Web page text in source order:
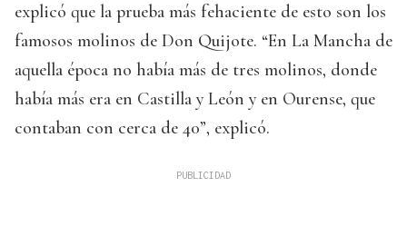
explicó que la prueba más fehaciente de esto son los
famosos molinos de Don Quijote. “En La Mancha de
aquella época no había más de tres molinos, donde
había más era en Castilla y León y en Ourense, que
contaban con cerca de 40”, explicó.